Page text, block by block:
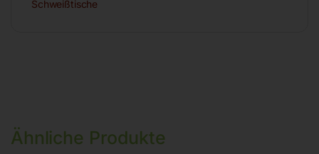
Schweißtische
Ähnliche Produkte